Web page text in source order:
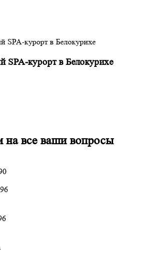
SPA-курорт в Белокурихе
на все ваши вопросы